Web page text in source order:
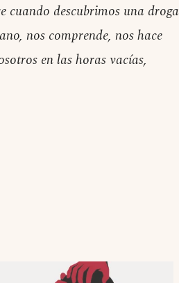
cuando descubrimos una droga
nos comprende, nos hace
en las horas vacías,